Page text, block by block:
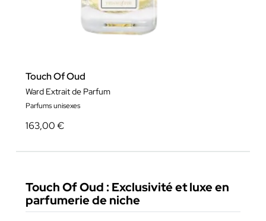
Touch Of Oud
Ward Extrait de Parfum
Parfums unisexes
163,00 €
Touch Of Oud : Exclusivité et luxe en
parfumerie de niche